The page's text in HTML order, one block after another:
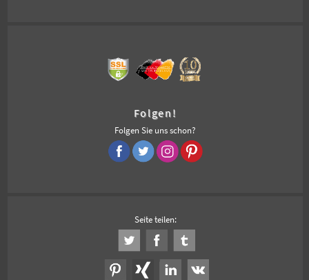
Folgen!
Folgen Sie uns schon?
Seite teilen: